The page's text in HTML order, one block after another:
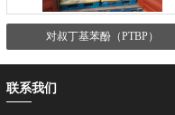
对叔丁基苯酚（PTBP）
联系我们